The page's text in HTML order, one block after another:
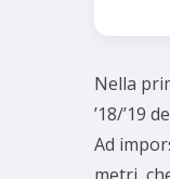
Nella
’18/’19
Ad
metri,